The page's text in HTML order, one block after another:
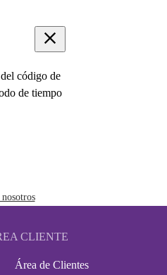
código de
de tiempo
CLIENTE
Área de Clientes